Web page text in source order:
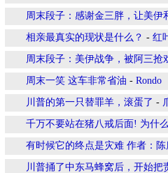
周末段子：感谢金三胖，让美伊
相亲最真实的现状是什么？ - 红
周末段子：美伊战争，被阿三抢
周末一笑 这车非常省油 - Rondo
川普的第一只替罪羊，滚蛋了 -
千万不要站在猪八戒后面! 为什
有时候它的终点是灾难 作者：陈
川普捅了中东马蜂窝后，开始把